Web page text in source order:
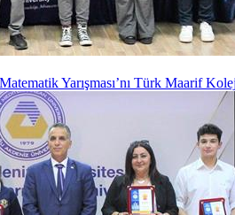
Yarışması’nı Türk Maarif